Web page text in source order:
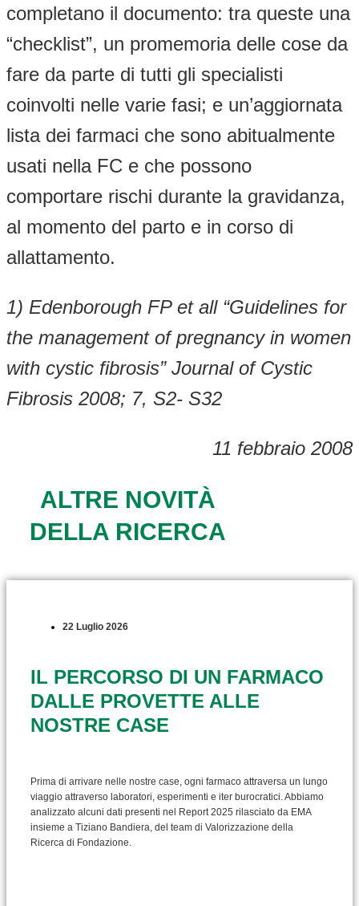
completano il documento: tra queste una
“checklist”, un promemoria delle cose da
fare da parte di tutti gli specialisti
coinvolti nelle varie fasi; e un’aggiornata
lista dei farmaci che sono abitualmente
usati nella FC e che possono
comportare rischi durante la gravidanza,
al momento del parto e in corso di
allattamento.
1) Edenborough FP et all “Guidelines for
the management of pregnancy in women
with cystic fibrosis” Journal of Cystic
Fibrosis 2008; 7, S2- S32
11 febbraio 2008
ALTRE NOVITÀ
DELLA RICERCA
22 Luglio 2026
IL PERCORSO DI UN FARMACO
DALLE PROVETTE ALLE
NOSTRE CASE
Prima di arrivare nelle nostre case, ogni farmaco attraversa un lungo
viaggio attraverso laboratori, esperimenti e iter burocratici. Abbiamo
analizzato alcuni dati presenti nel Report 2025 rilasciato da EMA
insieme a Tiziano Bandiera, del team di Valorizzazione della
Ricerca di Fondazione.